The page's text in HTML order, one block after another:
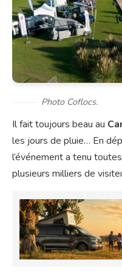
Photo Coflocs.
Il fait toujours beau au
les jours de pluie… En
l’événement a tenu
plusieurs milliers de